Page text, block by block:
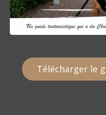
Télécharger le